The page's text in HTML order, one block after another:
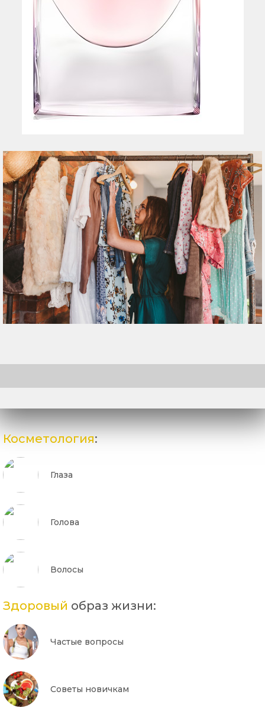
Косметология:
Глаза
Голова
Волосы
Здоровый образ жизни:
Частые вопросы
Советы новичкам